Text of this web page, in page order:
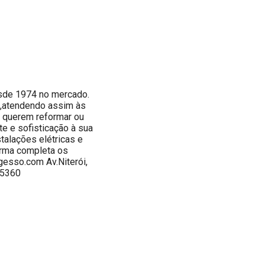
1974 no mercado.
assim às
reformar ou
e sofisticação à sua
elétricas e
completa os
Av.Niterói,